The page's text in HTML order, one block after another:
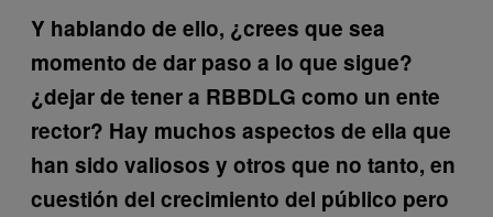
Y hablando de ello, ¿crees que sea
momento de dar paso a lo que sigue?
¿dejar de tener a RBBDLG como un ente
rector? Hay muchos aspectos de ella que
han sido valiosos y otros que no tanto, en
cuestión del crecimiento del público pero